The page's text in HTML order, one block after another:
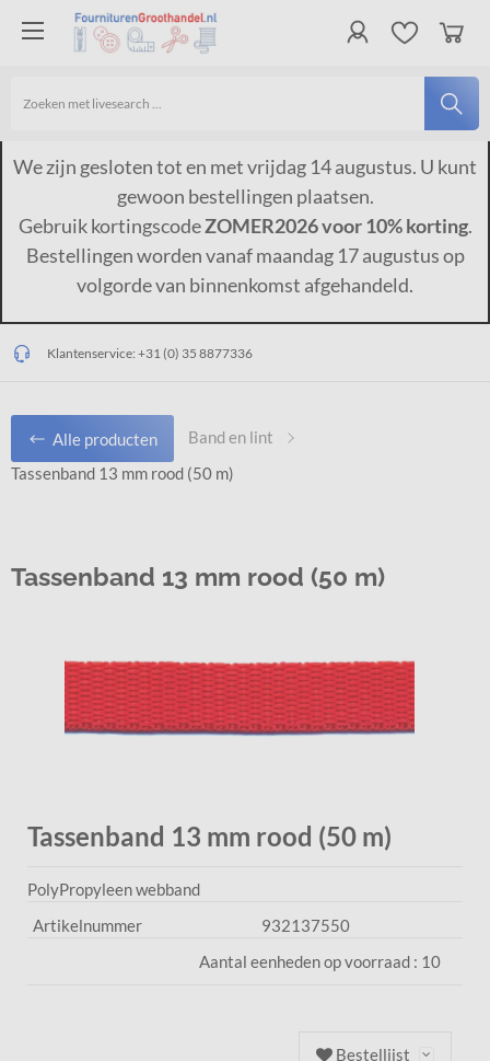
We zijn gesloten tot en met vrijdag 14 augustus. U kunt
gewoon bestellingen plaatsen.
Gebruik kortingscodeZOMER2026 voor 10% korting.
Bestellingen worden vanaf maandag 17 augustus op
volgorde van binnenkomst afgehandeld.
Op werkdagen vóór 15:00 uur besteld, dezelfde dag verzonden*
Gratis verzending vanaf €150,-*
Klantenservice: +31 (0) 35 8877336
Alle producten
Band en lint
Tassenband 13 mm rood (50 m)
Tassenband 13 mm rood (50 m)
Tassenband 13 mm rood (50 m)
PolyPropyleen webband
Artikelnummer
932137550
Aantal eenheden op voorraad : 10
Bestellijst